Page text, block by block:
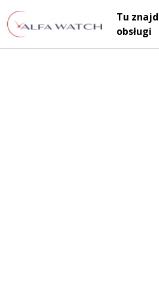
Main Navigation
Tu
obsługi